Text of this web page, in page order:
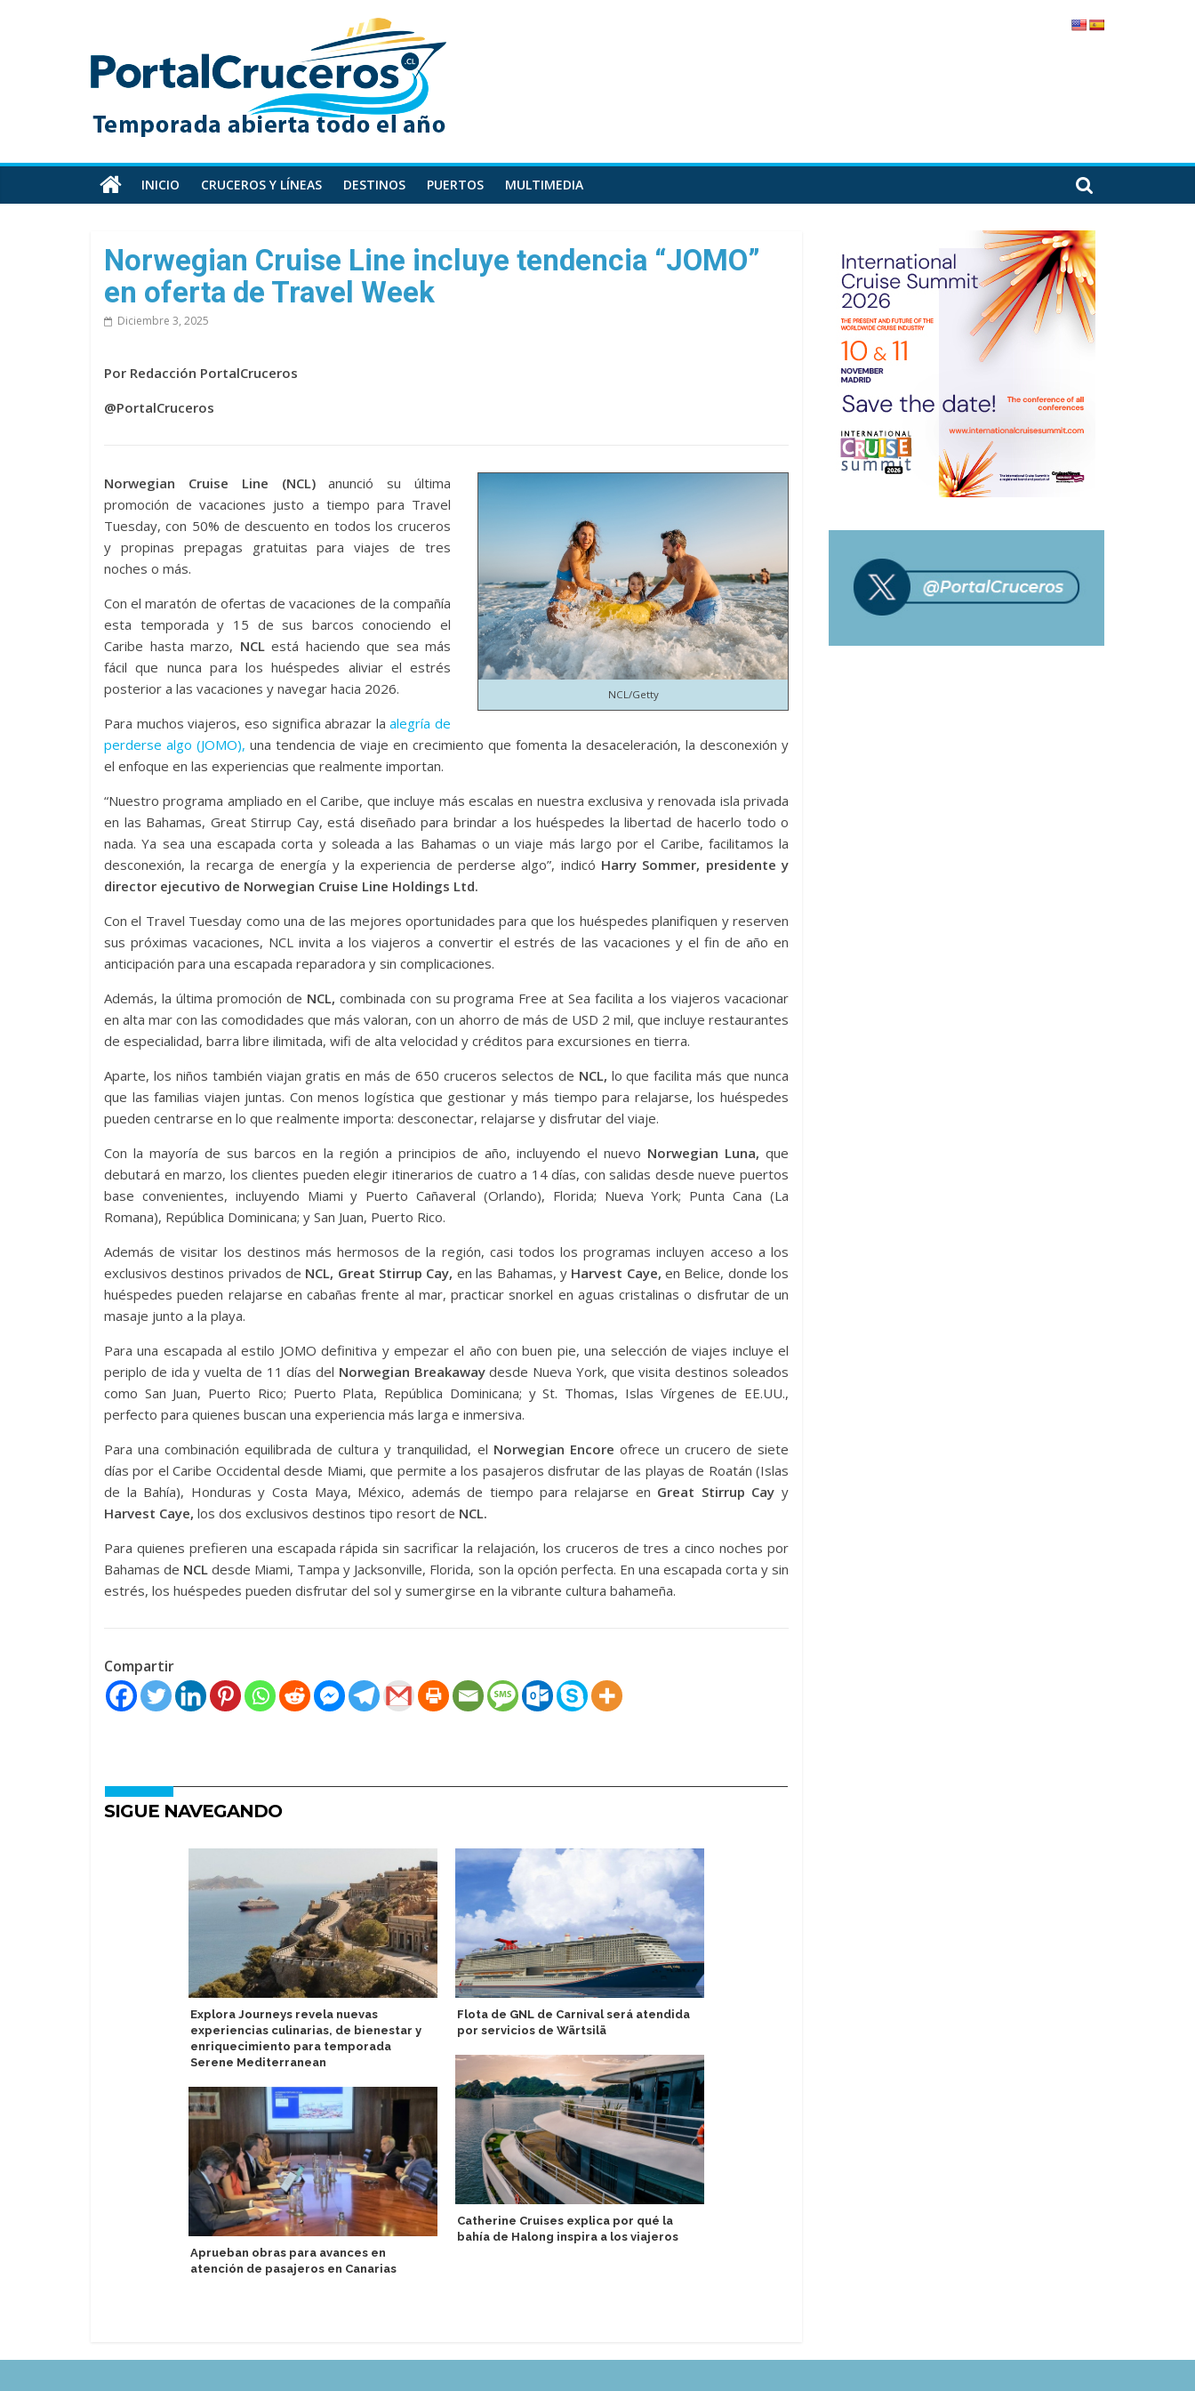
PortalCruceros
Toda
información
cruceros
en
un
sitio
INICIO CRUCEROS Y LÍNEAS DESTINOS PUERTOS MULTIMEDIA
Norwegian Cruise Line incluye tendencia “JOMO”
en oferta de Travel Week
Diciembre 3, 2025
Por Redacción PortalCruceros
@PortalCruceros
NCL/Getty
Norwegian Cruise Line (NCL)anunció su última
promoción de vacaciones justo a tiempo para Travel
Tuesday, con 50% de descuento en todos los cruceros
y propinas prepagas gratuitas para viajes de tres
noches o más.
Con el maratón de ofertas de vacaciones de la compañía
esta temporada y 15 de sus barcos conociendo el
Caribe hasta marzo, NCLestá haciendo que sea más
fácil que nunca para los huéspedes aliviar el estrés
posterior a las vacaciones y navegar hacia 2026.
Para muchos viajeros, eso significa abrazar laalegría de
perderse algo (JOMO), una tendencia de viaje en crecimiento que fomenta la desaceleración, la desconexión y
el enfoque en las experiencias que realmente importan.
“Nuestro programa ampliado en el Caribe, que incluye más escalas en nuestra exclusiva y renovada isla privada
en las Bahamas, Great Stirrup Cay, está diseñado para brindar a los huéspedes la libertad de hacerlo todo o
nada. Ya sea una escapada corta y soleada a las Bahamas o un viaje más largo por el Caribe, facilitamos la
desconexión, la recarga de energía y la experiencia de perderse algo”, indicó Harry Sommer, presidente y
director ejecutivo de Norwegian Cruise Line Holdings Ltd.
Con el Travel Tuesday como una de las mejores oportunidades para que los huéspedes planifiquen y reserven
sus próximas vacaciones, NCL invita a los viajeros a convertir el estrés de las vacaciones y el fin de año en
anticipación para una escapada reparadora y sin complicaciones.
Además, la última promoción de NCL, combinada con su programa Free at Sea facilita a los viajeros vacacionar
en alta mar con las comodidades que más valoran, con un ahorro de más de USD 2 mil, que incluye restaurantes
de especialidad, barra libre ilimitada, wifi de alta velocidad y créditos para excursiones en tierra.
Aparte, los niños también viajan gratis en más de 650 cruceros selectos de NCL, lo que facilita más que nunca
que las familias viajen juntas. Con menos logística que gestionar y más tiempo para relajarse, los huéspedes
pueden centrarse en lo que realmente importa: desconectar, relajarse y disfrutar del viaje.
Con la mayoría de sus barcos en la región a principios de año, incluyendo el nuevo Norwegian Luna, que
debutará en marzo, los clientes pueden elegir itinerarios de cuatro a 14 días, con salidas desde nueve puertos
base convenientes, incluyendo Miami y Puerto Cañaveral (Orlando), Florida; Nueva York; Punta Cana (La
Romana), República Dominicana; y San Juan, Puerto Rico.
Además de visitar los destinos más hermosos de la región, casi todos los programas incluyen acceso a los
exclusivos destinos privados de NCL, Great Stirrup Cay, en las Bahamas, yHarvest Caye, en Belice, donde los
huéspedes pueden relajarse en cabañas frente al mar, practicar snorkel en aguas cristalinas o disfrutar de un
masaje junto a la playa.
Para una escapada al estilo JOMO definitiva y empezar el año con buen pie, una selección de viajes incluye el
periplo de ida y vuelta de 11 días del Norwegian Breakawaydesde Nueva York, que visita destinos soleados
como San Juan, Puerto Rico; Puerto Plata, República Dominicana; y St. Thomas, Islas Vírgenes de EE.UU.,
perfecto para quienes buscan una experiencia más larga e inmersiva.
Para una combinación equilibrada de cultura y tranquilidad, el Norwegian Encore ofrece un crucero de siete
días por el Caribe Occidental desde Miami, que permite a los pasajeros disfrutar de las playas de Roatán (Islas
de la Bahía), Honduras y Costa Maya, México, además de tiempo para relajarse en Great Stirrup Cay y
Harvest Caye, los dos exclusivos destinos tipo resort de NCL.
Para quienes prefieren una escapada rápida sin sacrificar la relajación, los cruceros de tres a cinco noches por
Bahamas de NCL desde Miami, Tampa y Jacksonville, Florida, son la opción perfecta. En una escapada corta y sin
estrés, los huéspedes pueden disfrutar del sol y sumergirse en la vibrante cultura bahameña.
Compartir
SIGUE NAVEGANDO
Explora Journeys revela nuevas
experiencias culinarias, de bienestar y
enriquecimiento para temporada
Serene Mediterranean
Aprueban obras para avances en
atención de pasajeros en Canarias
Flota de GNL de Carnival será atendida
por servicios de Wärtsilä
Catherine Cruises explica por qué la
bahía de Halong inspira a los viajeros